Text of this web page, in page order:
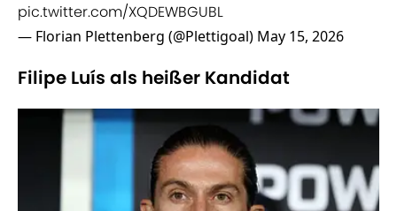
pic.twitter.com/XQDEWBGUBL
— Florian Plettenberg (@Plettigoal) May 15, 2026
Filipe Luís als heißer Kandidat